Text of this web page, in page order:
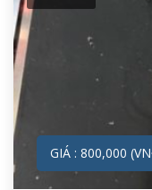
GIÁ : 800,000